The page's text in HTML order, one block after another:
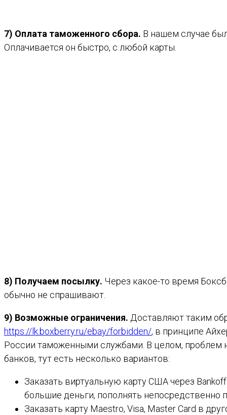
7) Оплата таможенного сбора. В нашем случае
Оплачивается он быстро, с любой карты.
8) Получаем посылку. Через какое-то время
обычно не спрашивают.
9) Возможные ограничения. Доставляют таким
https://lk.boxberry.ru/ebay/forbidden/, в принципе
России таможенными службами. В целом, проблем
банков, тут есть несколько вариантов:
Заказать виртуальную карту США через
большие деньги, пополнять непосредственно
Заказать карту Maestro, Visa, Master Card в